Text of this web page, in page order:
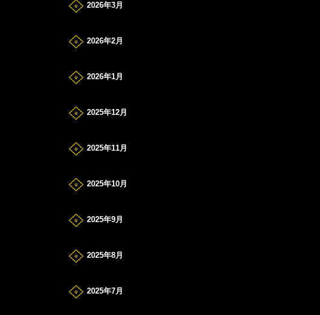
2026年3月
2026年2月
2026年1月
2025年12月
2025年11月
2025年10月
2025年9月
2025年8月
2025年7月